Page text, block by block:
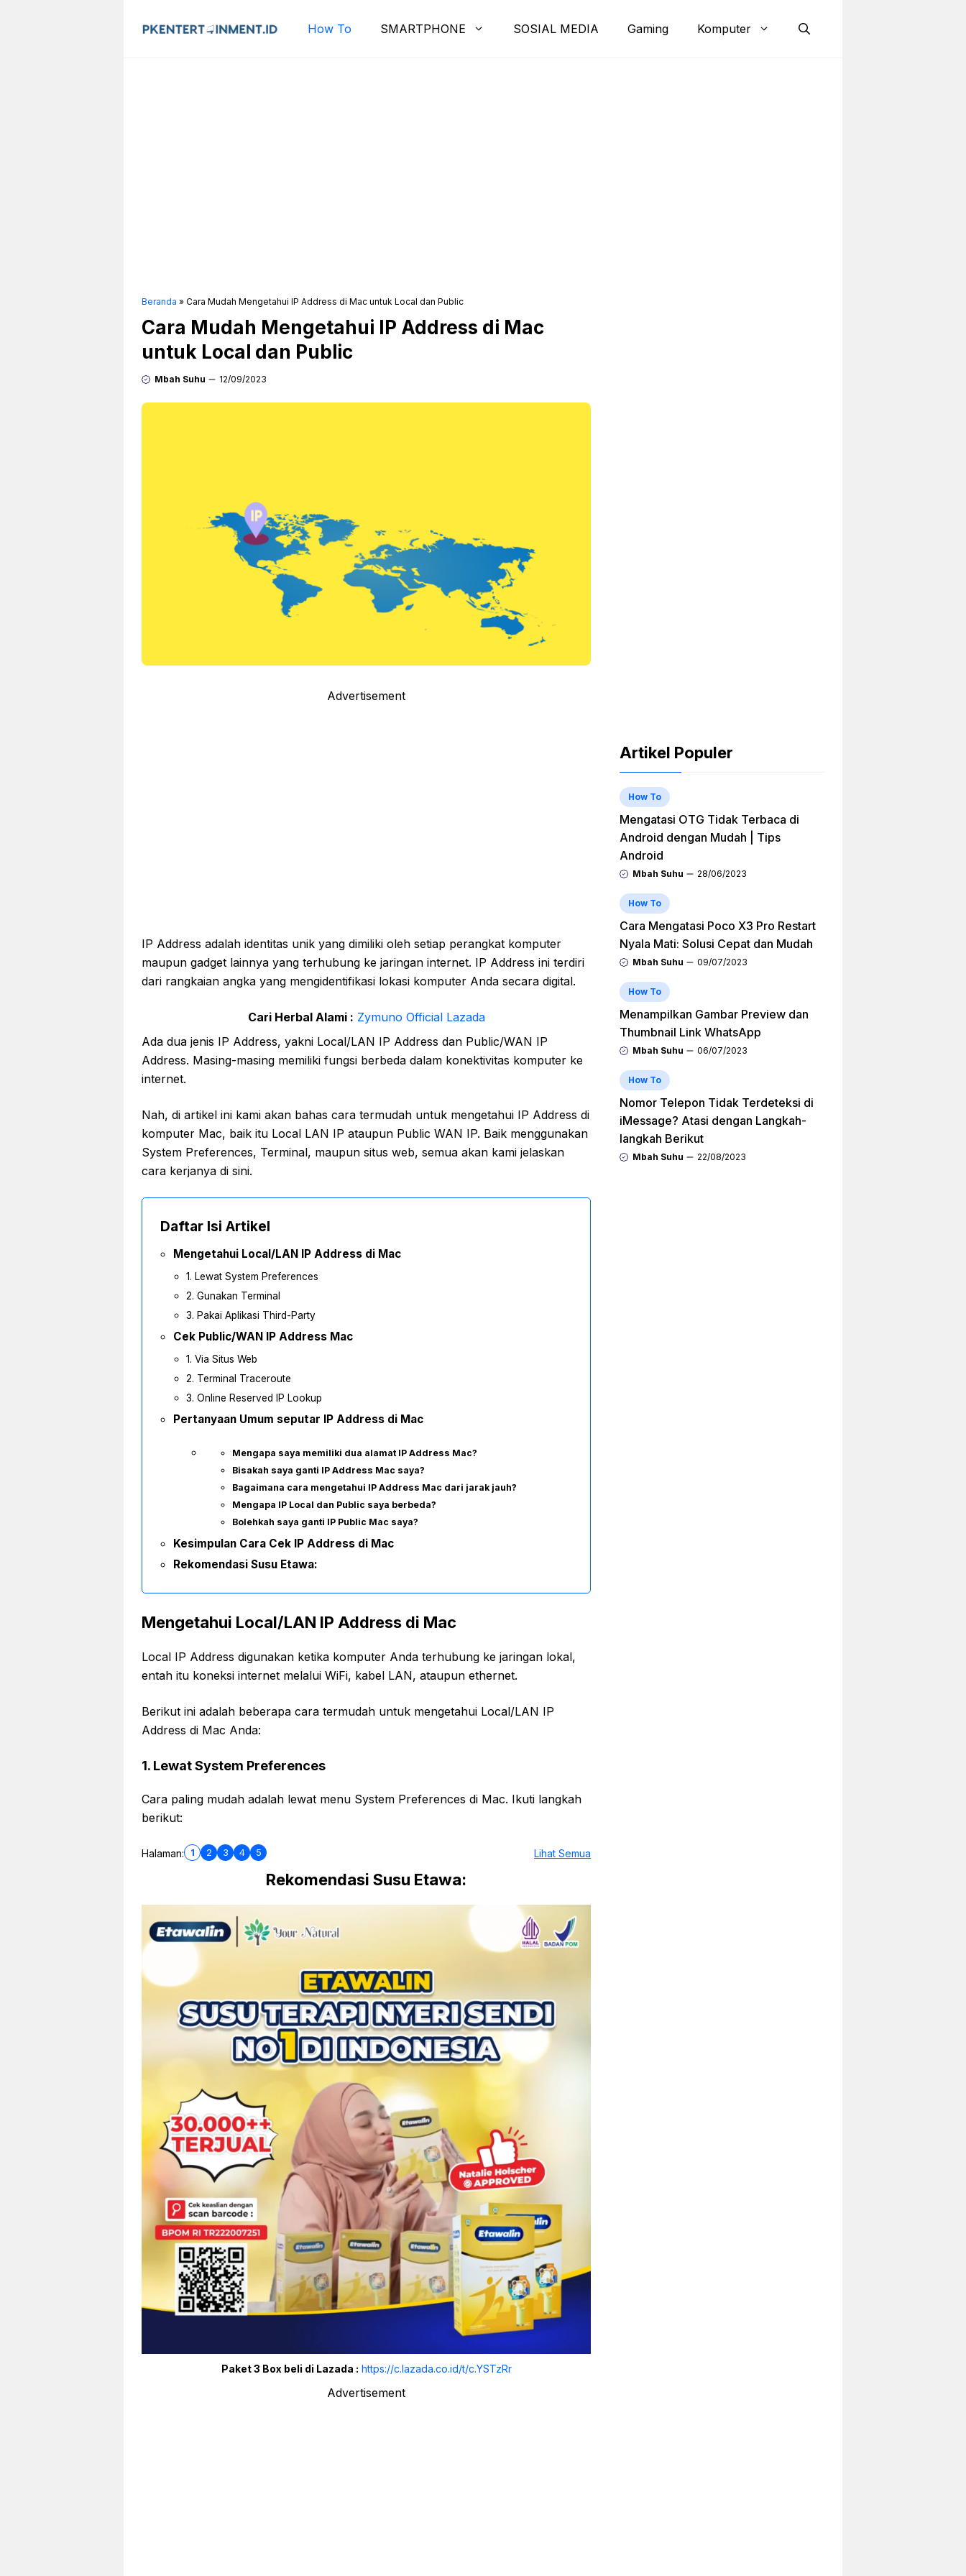
How To SMARTPHONE SOSIAL MEDIA Gaming Komputer
Beranda » Cara Mudah Mengetahui IP Address di Mac untuk Local dan Public
Cara Mudah Mengetahui IP Address di Mac
untuk Local dan Public
Mbah Suhu 12/09/2023
Advertisement
IP Address adalah identitas unik yang dimiliki oleh setiap perangkat komputer
maupun gadget lainnya yang terhubung ke jaringan internet. IP Address ini terdiri
dari rangkaian angka yang mengidentifikasi lokasi komputer Anda secara digital.
Cari Herbal Alami : Zymuno Official Lazada
Ada dua jenis IP Address, yakni Local/LAN IP Address dan Public/WAN IP
Address. Masing-masing memiliki fungsi berbeda dalam konektivitas komputer ke
internet.
Nah, di artikel ini kami akan bahas cara termudah untuk mengetahui IP Address di
komputer Mac, baik itu Local LAN IP ataupun Public WAN IP. Baik menggunakan
System Preferences, Terminal, maupun situs web, semua akan kami jelaskan
cara kerjanya di sini.
Daftar Isi Artikel
Mengetahui Local/LAN IP Address di Mac
1. Lewat System Preferences
2. Gunakan Terminal
3. Pakai Aplikasi Third-Party
Cek Public/WAN IP Address Mac
1. Via Situs Web
2. Terminal Traceroute
3. Online Reserved IP Lookup
Pertanyaan Umum seputar IP Address di Mac
Mengapa saya memiliki dua alamat IP Address Mac?
Bisakah saya ganti IP Address Mac saya?
Bagaimana cara mengetahui IP Address Mac dari jarak jauh?
Mengapa IP Local dan Public saya berbeda?
Bolehkah saya ganti IP Public Mac saya?
Kesimpulan Cara Cek IP Address di Mac
Rekomendasi Susu Etawa:
Mengetahui Local/LAN IP Address di Mac
Local IP Address digunakan ketika komputer Anda terhubung ke jaringan lokal,
entah itu koneksi internet melalui WiFi, kabel LAN, ataupun ethernet.
Berikut ini adalah beberapa cara termudah untuk mengetahui Local/LAN IP
Address di Mac Anda:
1. Lewat System Preferences
Cara paling mudah adalah lewat menu System Preferences di Mac. Ikuti langkah
berikut:
Halaman: 1 2 3 4 5 Lihat Semua
Rekomendasi Susu Etawa:
Paket 3 Box beli di Lazada : https://c.lazada.co.id/t/c.YSTzRr
Advertisement
Artikel Populer
How To
Mengatasi OTG Tidak Terbaca di
Android dengan Mudah | Tips
Android
Mbah Suhu 28/06/2023
How To
Cara Mengatasi Poco X3 Pro Restart
Nyala Mati: Solusi Cepat dan Mudah
Mbah Suhu 09/07/2023
How To
Menampilkan Gambar Preview dan
Thumbnail Link WhatsApp
Mbah Suhu 06/07/2023
How To
Nomor Telepon Tidak Terdeteksi di
iMessage? Atasi dengan Langkah-
langkah Berikut
Mbah Suhu 22/08/2023